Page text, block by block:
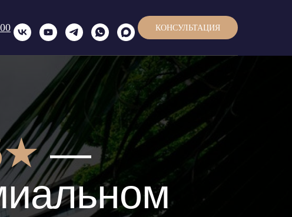
КОНСУЛЬТАЦИЯ
—